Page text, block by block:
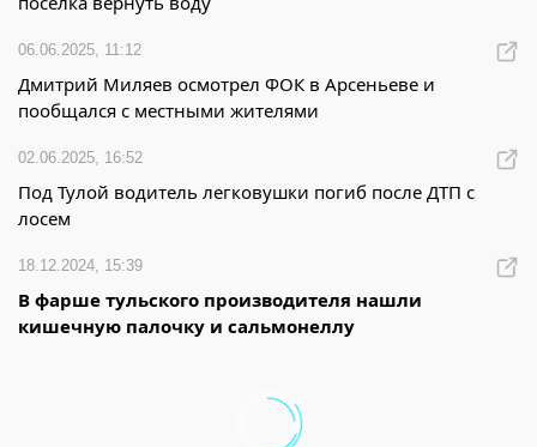
06.06.2025, 11:12
Дмитрий Миляев осмотрел ФОК в Арсеньеве и
пообщался с местными жителями
02.06.2025, 16:52
Под Тулой водитель легковушки погиб после ДТП с
лосем
18.12.2024, 15:39
В фарше тульского производителя нашли
кишечную палочку и сальмонеллу